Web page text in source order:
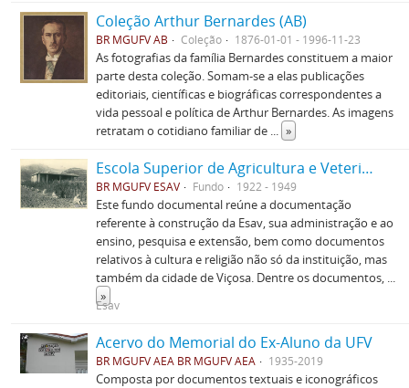
Coleção Arthur Bernardes (AB)
BR MGUFV AB Coleção 1876-01-01 - 1996-11-23
As fotografias da família Bernardes constituem a maior
parte desta coleção. Somam-se a elas publicações
editoriais, científicas e biográficas correspondentes a
vida pessoal e política de Arthur Bernardes. As imagens
retratam o cotidiano familiar de ... »
Escola Superior de Agricultura e Veterinária (ESAV)
BR MGUFV ESAV Fundo 1922 - 1949
Este fundo documental reúne a documentação
referente à construção da Esav, sua administração e ao
ensino, pesquisa e extensão, bem como documentos
relativos à cultura e religião não só da instituição, mas
também da cidade de Viçosa. Dentre os documentos, ...
»
Esav
Acervo do Memorial do Ex-Aluno da UFV
BR MGUFV AEA BR MGUFV AEA 1935-2019
Composta por documentos textuais e iconográficos